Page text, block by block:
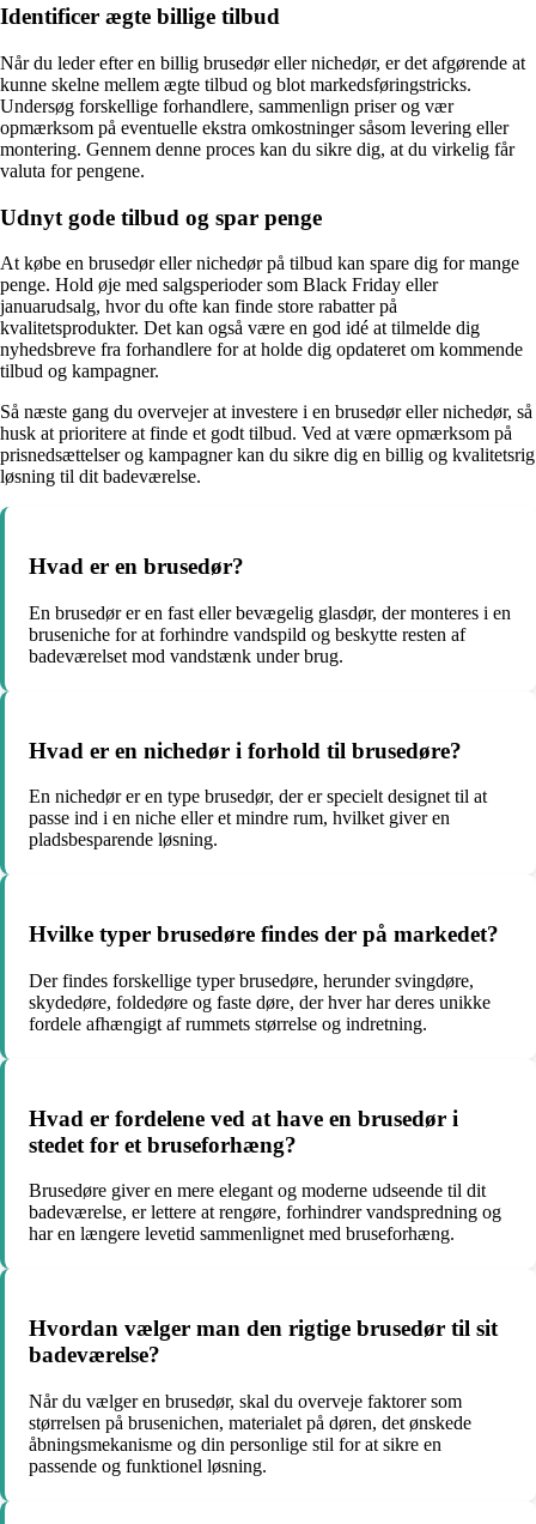
Identificer ægte billige tilbud
Når du leder efter en billig brusedør eller nichedør, er det afgørende at
kunne skelne mellem ægte tilbud og blot markedsføringstricks.
Undersøg forskellige forhandlere, sammenlign priser og vær
opmærksom på eventuelle ekstra omkostninger såsom levering eller
montering. Gennem denne proces kan du sikre dig, at du virkelig får
valuta for pengene.
Udnyt gode tilbud og spar penge
At købe en brusedør eller nichedør på tilbud kan spare dig for mange
penge. Hold øje med salgsperioder som Black Friday eller
januarudsalg, hvor du ofte kan finde store rabatter på
kvalitetsprodukter. Det kan også være en god idé at tilmelde dig
nyhedsbreve fra forhandlere for at holde dig opdateret om kommende
tilbud og kampagner.
Så næste gang du overvejer at investere i en brusedør eller nichedør, så
husk at prioritere at finde et godt tilbud. Ved at være opmærksom på
prisnedsættelser og kampagner kan du sikre dig en billig og kvalitetsrig
løsning til dit badeværelse.
Hvad er en brusedør?
En brusedør er en fast eller bevægelig glasdør, der monteres i en
bruseniche for at forhindre vandspild og beskytte resten af ​​
badeværelset mod vandstænk under brug.
Hvad er en nichedør i forhold til brusedøre?
En nichedør er en type brusedør, der er specielt designet til at
passe ind i en niche eller et mindre rum, hvilket giver en
pladsbesparende løsning.
Hvilke typer brusedøre findes der på markedet?
Der findes forskellige typer brusedøre, herunder svingdøre,
skydedøre, foldedøre og faste døre, der hver har deres unikke
fordele afhængigt af rummets størrelse og indretning.
Hvad er fordelene ved at have en brusedør i
stedet for et bruseforhæng?
Brusedøre giver en mere elegant og moderne udseende til dit
badeværelse, er lettere at rengøre, forhindrer vandspredning og
har en længere levetid sammenlignet med bruseforhæng.
Hvordan vælger man den rigtige brusedør til sit
badeværelse?
Når du vælger en brusedør, skal du overveje faktorer som
størrelsen på brusenichen, materialet på døren, det ønskede
åbningsmekanisme og din personlige stil for at sikre en
passende og funktionel løsning.